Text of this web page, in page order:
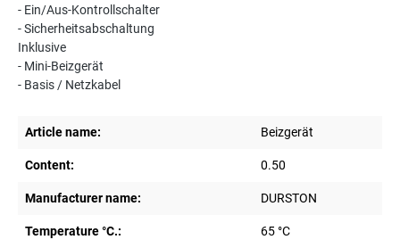
- Ein/Aus-Kontrollschalter
- Sicherheitsabschaltung
Inklusive
- Mini-Beizgerät
- Basis / Netzkabel
Article name: Beizgerät
Content: 0.50
Manufacturer name: DURSTON
Temperature °C.: 65 °C